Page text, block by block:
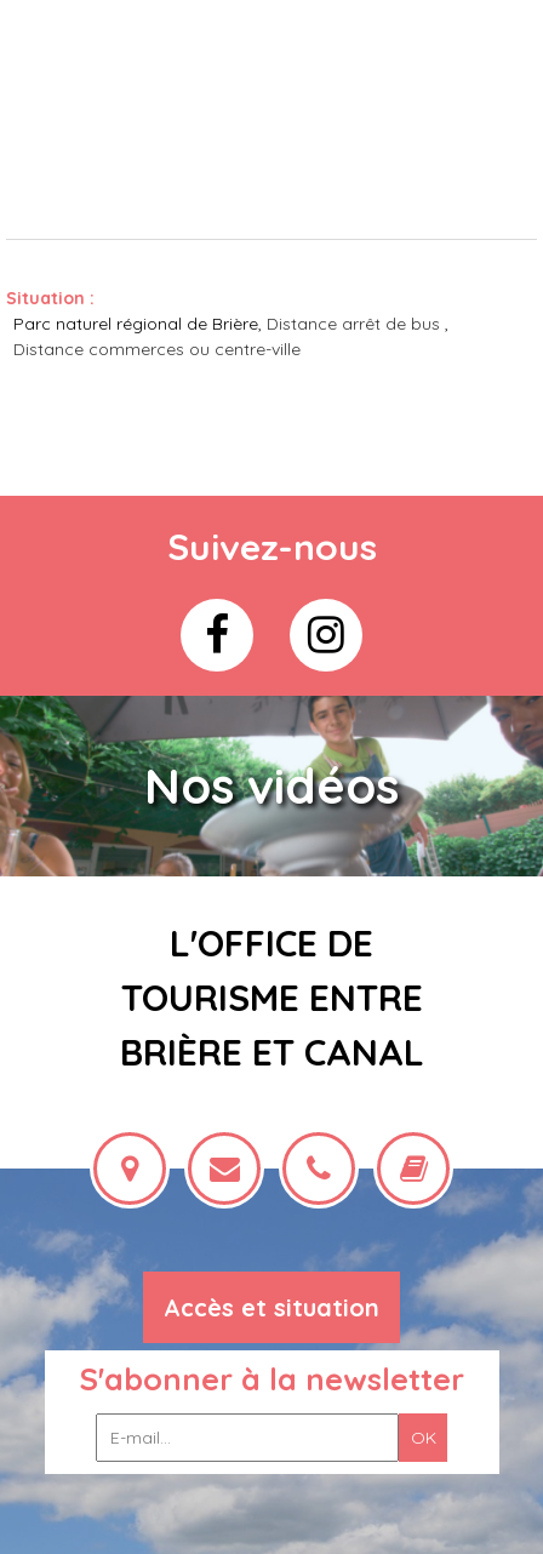
Situation :
Parc naturel régional de Brière Distance arrêt de bus
Distance commerces ou centre-ville
Suivez-nous
Nos vidéos
L'OFFICE DE
TOURISME ENTRE
BRIÈRE ET CANAL
Accès et situation
S'abonner à la newsletter